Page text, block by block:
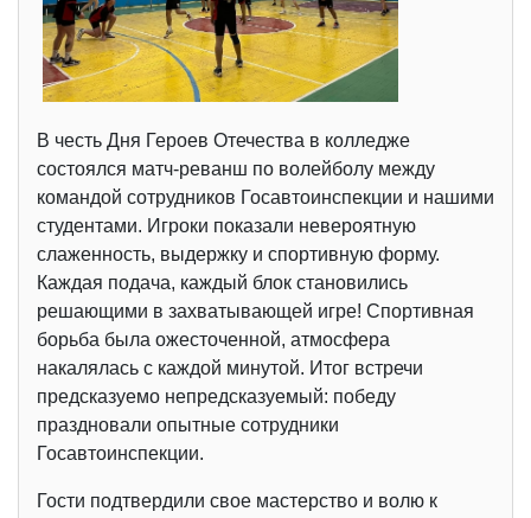
В честь Дня Героев Отечества в колледже
состоялся матч-реванш по волейболу между
командой сотрудников Госавтоинспекции и нашими
студентами. Игроки показали невероятную
слаженность, выдержку и спортивную форму.
Каждая подача, каждый блок становились
решающими в захватывающей игре! Спортивная
борьба была ожесточенной, атмосфера
накалялась с каждой минутой. Итог встречи
предсказуемо непредсказуемый: победу
праздновали опытные сотрудники
Госавтоинспекции.
Гости подтвердили свое мастерство и волю к